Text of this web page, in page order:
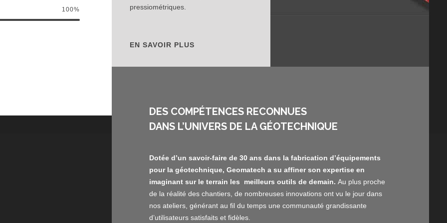
100%
pressiométriques.
EN SAVOIR PLUS
DES COMPÉTENCES RECONNUES
DANS L’UNIVERS DE LA GÉOTECHNIQUE
Dotée d’un savoir-faire de 30 ans dans la fabrication d’équipements
pour la géotechnique, Geomatech a su affiner son expertise en
imaginant sur le terrain les meilleurs outils de demain. Au plus proche
de la réalité des chantiers, de nombreuses innovations ont vu le jour dans
nos ateliers, générant au fil du temps une communauté grandissante
d’utilisateurs satisfaits et fidèles.